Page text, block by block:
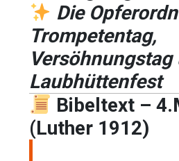
Die
Trompetentag,
Versöhnungstag
Laubhüttenfest
Bibeltext –
(Luther 1912)